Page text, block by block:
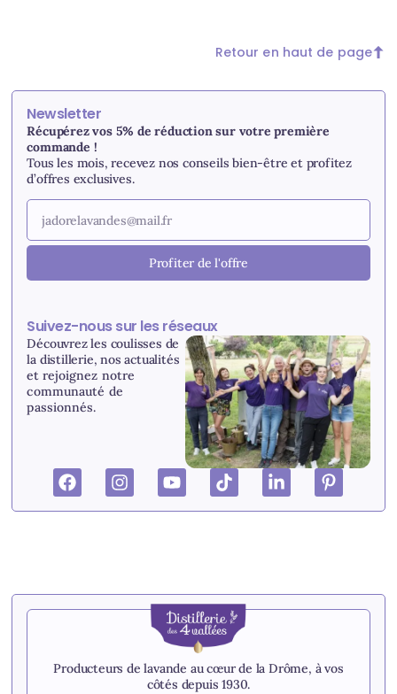
Retour en haut de page
Newsletter
Récupérez vos 5% de réduction sur votre première
commande !
Tous les mois, recevez nos conseils bien-être et profitez
d’offres exclusives.
Profiter de l'offre
Suivez-nous sur les réseaux
Découvrez les coulisses de
la distillerie, nos actualités
et rejoignez notre
communauté de
passionnés.
Producteurs de lavande au cœur de la Drôme, à vos
côtés depuis 1930.